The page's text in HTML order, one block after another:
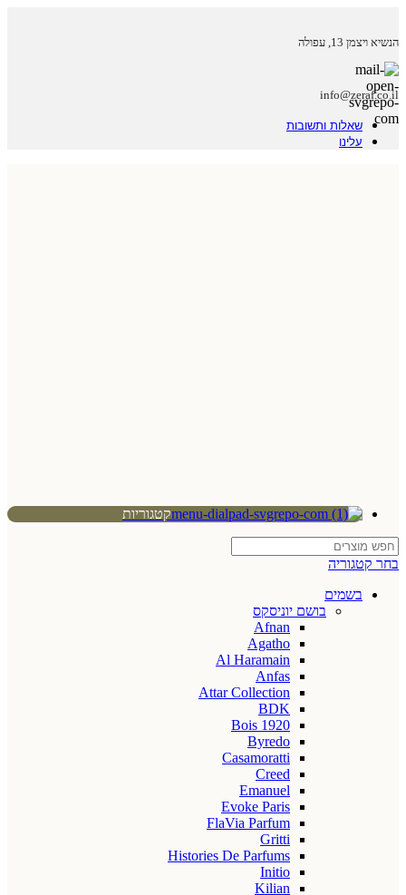
הנשיא ויצמן 13, עפולה
info@zeraf.co.il
שאלות ותשובות
עלינו
קטגוריות
בחר קטגוריה
בשמים
בושם יוניסקס
Afnan
Agatho
Al Haramain
Anfas
Attar Collection
BDK
Bois 1920
Byredo
Casamoratti
Creed
Emanuel
Evoke Paris
FlaVia Parfum
Gritti
Histories De Parfums
Initio
Kilian